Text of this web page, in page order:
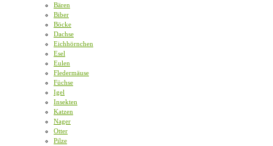
Bären
Biber
Böcke
Dachse
Eichhörnchen
Esel
Eulen
Fledermäuse
Füchse
Igel
Insekten
Katzen
Nager
Otter
Pilze